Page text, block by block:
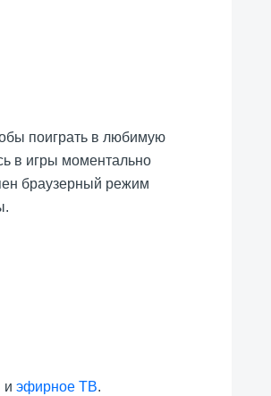
поиграть в любимую
в игры моментально
браузерный режим
и эфирное ТВ.